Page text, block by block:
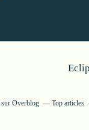
Overblog Top articles